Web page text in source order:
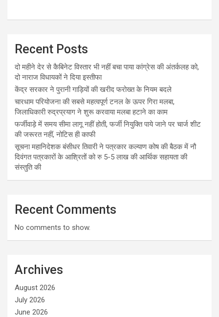
Recent Posts
दो महीने देर से कैबिनेट विस्तार भी नहीं बचा पाया कांग्रेस की अंतर्कलह को,
दो नाराज विधायकों ने दिया इस्तीफा
केंद्र सरकार ने पुरानी गाड़ियों की खरीद फरोख्त के नियम बदले
चारधाम परियोजना की सबसे महत्वपूर्ण टनल के ऊपर गिरा मलबा,
जिलाधिकारी रुद्रप्रयाग ने शुरू करवाया मलबा हटाने का काम
फर्जीवाड़े में समय सीमा लागू नहीं होती, फर्जी नियुक्ति पाये जाने पर चार्ज शीट
की जरूरत नहीं, नोटिस ही काफी
सूचना महानिदेशक बंसीधर तिवारी ने पत्रकार कल्याण कोष की बैठक में नौ
दिवंगत पत्रकारों के आश्रितों को रु 5-5 लाख की आर्थिक सहायता की
संस्तुति की
Recent Comments
No comments to show.
Archives
August 2026
July 2026
June 2026